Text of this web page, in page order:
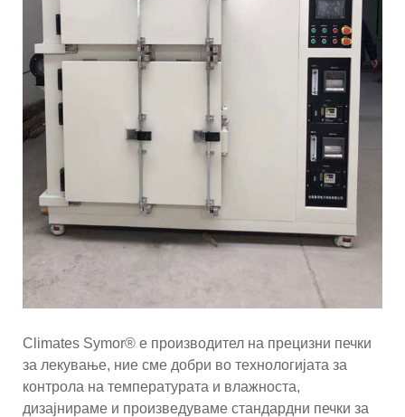
Climates Symor® е производител на прецизни печки
за лекување, ние сме добри во технологијата за
контрола на температурата и влажноста,
дизајнираме и произведуваме стандардни печки за